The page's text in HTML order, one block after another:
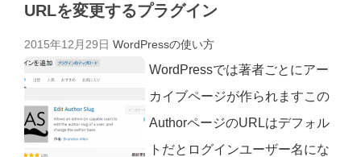
URLを変更するプラグイン
2015年12月29日 WordPressの使い方
WordPressでは著者ごとにアー
カイブページが作られますこの
AuthorページのURLはデフォル
トだとログインユーザー名にな